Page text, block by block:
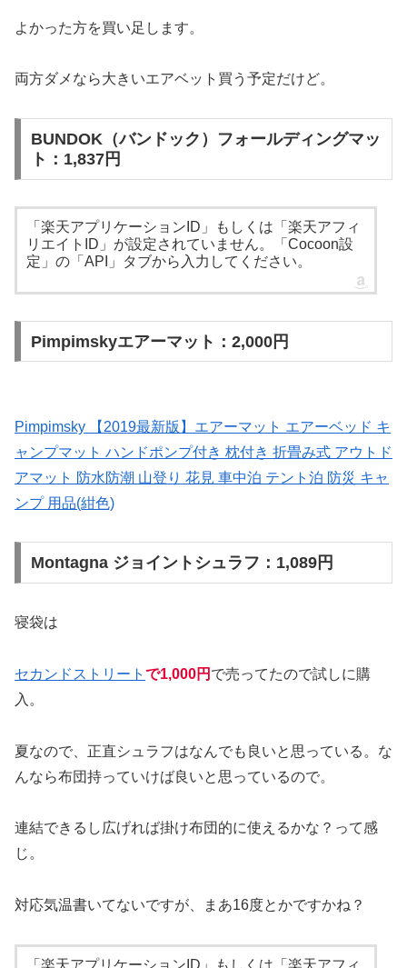
よかった方を買い足します。
両方ダメなら大きいエアベット買う予定だけど。
BUNDOK（バンドック）フォールディングマッ
ト：1,837円
「楽天アプリケーションID」もしくは「楽天アフィ
リエイトID」が設定されていません。「Cocoon設
定」の「API」タブから入力してください。
Pimpimskyエアーマット：2,000円
Pimpimsky 【2019最新版】エアーマット エアーベッド キ
ャンプマット ハンドポンプ付き 枕付き 折畳み式 アウトド
アマット 防水防潮 山登り 花見 車中泊 テント泊 防災 キャ
ンプ 用品(紺色)
Montagna ジョイントシュラフ：1,089円
寝袋は
セカンドストリート で1,000円 で売ってたので試しに購
入。
夏なので、正直シュラフはなんでも良いと思っている。な
んなら布団持っていけば良いと思っているので。
連結できるし広げれば掛け布団的に使えるかな？って感
じ。
対応気温書いてないですが、まあ16度とかですかね？
「楽天アプリケーションID」もしくは「楽天アフィ